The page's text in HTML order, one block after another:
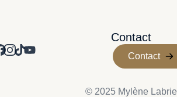
Contact
Contact
© 2025 Mylène Labrie